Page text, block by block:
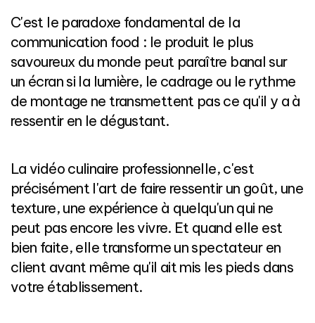
C'est le paradoxe fondamental de la
communication food : le produit le plus
savoureux du monde peut paraître banal sur
un écran si la lumière, le cadrage ou le rythme
de montage ne transmettent pas ce qu'il y a à
ressentir en le dégustant.
La vidéo culinaire professionnelle, c'est
précisément l'art de faire ressentir un goût, une
texture, une expérience à quelqu'un qui ne
peut pas encore les vivre. Et quand elle est
bien faite, elle transforme un spectateur en
client avant même qu'il ait mis les pieds dans
votre établissement.